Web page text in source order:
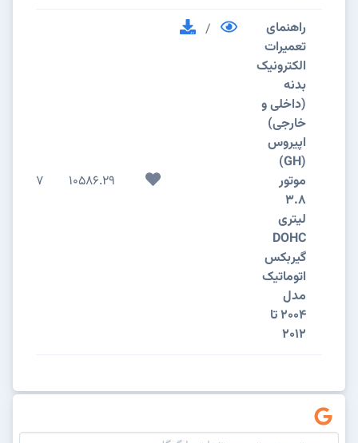
راهنمای
تعمیرات
الکترونیک
بدنه
(داخلی و
خارجی)
اپیروس
(GH)
موتور
3.8
لیتری
DOHC
گیربکس
اتوماتیک
مدل
2004 تا
2012
/
10586.29
117